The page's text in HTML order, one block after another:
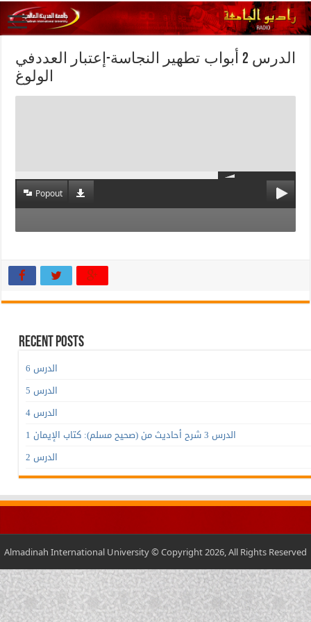
الدرس 2 أبواب تطهير النجاسة-إعتبار العددفي
الولوغ
Popout
Recent Posts
الدرس 6
الدرس 5
الدرس 4
الدرس 3 شرح أحاديث من (صحيح مسلم): كتاب الإيمان 1
الدرس 2
Almadinah International University © Copyright 2026, All Rights Reserved